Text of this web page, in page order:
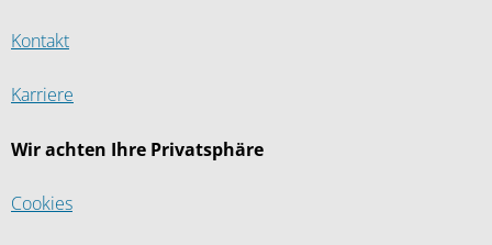
Kontakt
Karriere
Wir achten Ihre Privatsphäre
Cookies